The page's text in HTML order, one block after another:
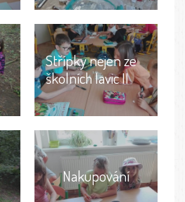
Střípky nejen ze
školních lavic II
Nakupování